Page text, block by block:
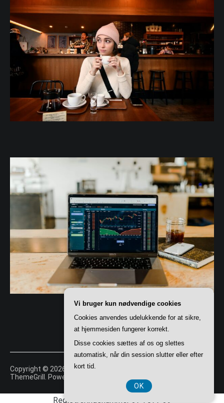
Copyright © 2026 Tory. All rights reserved. Theme:
ThemeGrill. Powered by
Registreringsnummer 374 077 39
Vi bruger kun nødvendige cookies
Cookies anvendes udelukkende for at sikre,
at hjemmesiden fungerer korrekt.
Disse cookies sættes af os og slettes
automatisk, når din session slutter eller efter
kort tid.
OK